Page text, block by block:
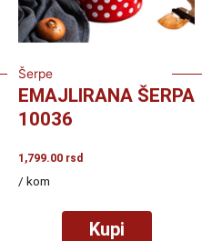
Šerpe
EMAJLIRANA ŠERPA
10036
1,799.00 rsd
/ kom
Kupi